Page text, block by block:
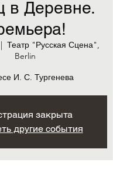
в Деревне.
Театр "Русская Сцена",
Berlin
И. С. Тургенева
закрыта
другие события